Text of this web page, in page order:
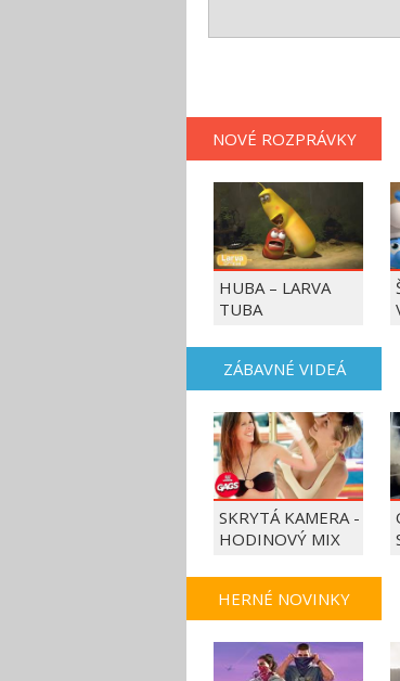
NOVÉ ROZPRÁVKY
HUBA – LARVA
TUBA
ZÁBAVNÉ VIDEÁ
SKRYTÁ KAMERA -
HODINOVÝ MIX
HERNÉ NOVINKY